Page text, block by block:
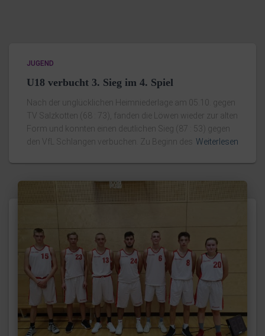
JUGEND
U18 verbucht 3. Sieg im 4. Spiel
Nach der unglücklichen Heimniederlage am 05.10. gegen
TV Salzkotten (68 : 73), fanden die Löwen wieder zur alten
Form und konnten einen deutlichen Sieg (87 : 53) gegen
den VfL Schlangen verbuchen. Zu Beginn des Weiterlesen